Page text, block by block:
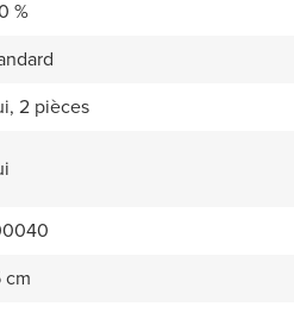
%
2 pièces
cm